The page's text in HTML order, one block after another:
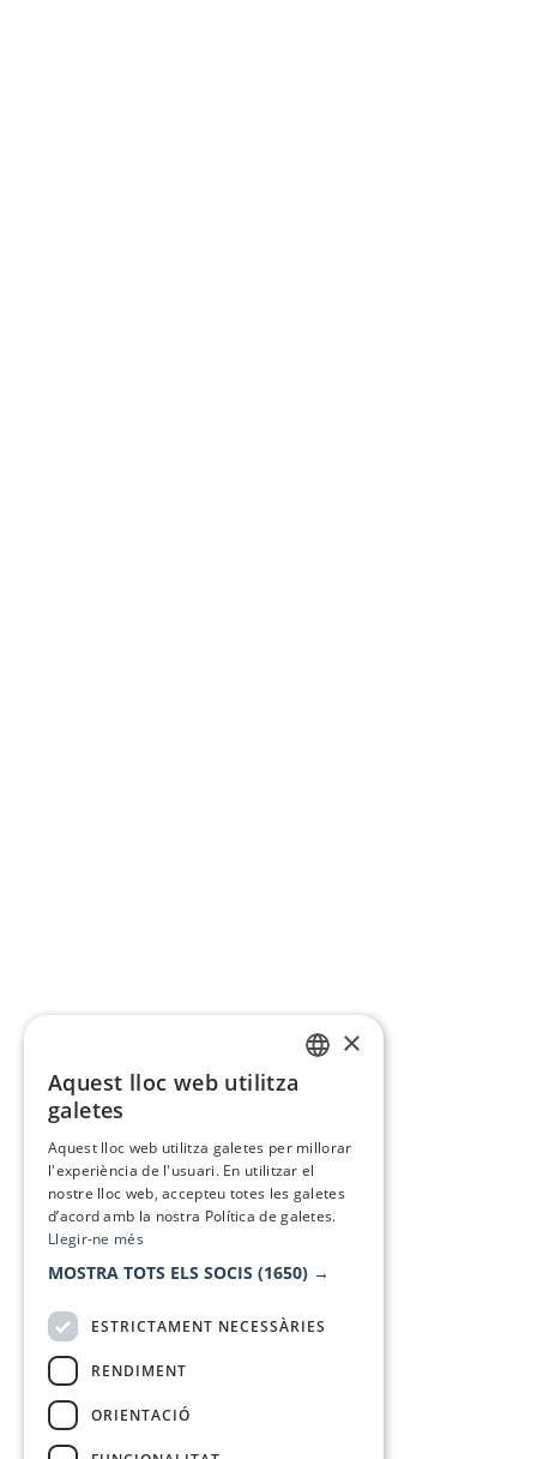
×
Aquest lloc web utilitza
galetes
Aquest lloc web utilitza galetes per millorar
l'experiència de l'usuari. En utilitzar el
nostre lloc web, accepteu totes les galetes
d’acord amb la nostra Política de galetes.
Llegir-ne més
MOSTRA TOTS ELS SOCIS (1650) →
ESTRICTAMENT NECESSÀRIES
RENDIMENT
ORIENTACIÓ